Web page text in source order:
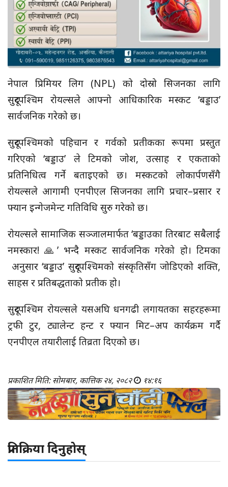
नेपाल प्रिमियर लिग (NPL) को दोस्रो सिजनका लागि
सुदूरपश्चिम रोयल्सले आफ्नो आधिकारिक मस्कट ‘बड्डाउ’
सार्वजनिक गरेको छ।
सुदूरपश्चिमको पहिचान र गर्वको प्रतीकका रूपमा प्रस्तुत
गरिएको ‘बड्डाउ’ ले टिमको जोश, उत्साह र एकताको
प्रतिनिधित्व गर्ने बताइएको छ। मस्कटको लोकार्पणसँगै
रोयल्सले आगामी एनपीएल सिजनका लागि प्रचार–प्रसार र
फ्यान इन्गेजमेन्ट गतिविधि सुरु गरेको छ।
रोयल्सले सामाजिक सञ्जालमार्फत ‘बड्डाउका तिरबाट सबैलाई
नमस्कार! 🙏’ भन्दै मस्कट सार्वजनिक गरेको हो। टिमका
अनुसार ‘बड्डाउ’ सुदूरपश्चिमको संस्कृतिसँग जोडिएको शक्ति,
साहस र प्रतिबद्धताको प्रतीक हो।
सुदूरपश्चिम रोयल्सले यसअघि धनगढी लगायतका सहरहरूमा
ट्रफी टुर, ट्यालेन्ट हन्ट र फ्यान मिट–अप कार्यक्रम गर्दै
एनपीएल तयारीलाई तिव्रता दिएको छ।
प्रकाशित मिति: सोमबार, कात्तिक २४, २०८२ १४:१६
प्रतिक्रिया दिनुहोस्